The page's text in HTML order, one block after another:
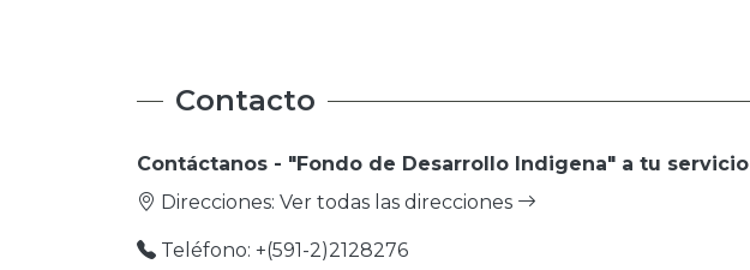
Contacto
Contáctanos - "Fondo de Desarrollo Indigena" a tu servicio
Direcciones: Ver todas las direcciones
Teléfono: +(591-2)2128276